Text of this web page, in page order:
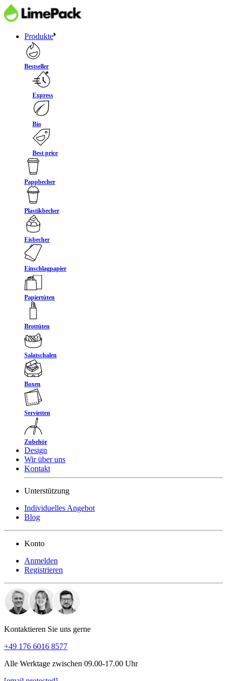
Produkte
Bestseller
Express
Bio
Best price
Pappbecher
Plastikbecher
Eisbecher
Einschlagpapier
Papiertüten
Brottüten
Salatschalen
Boxen
Servietten
Zubehör
Design
Wir über uns
Kontakt
Unterstützung
Individuelles Angebot
Blog
Konto
Anmelden
Registrieren
Kontaktieren Sie uns gerne
+49 176 6016 8577
Alle Werktage zwischen 09.00-17.00 Uhr